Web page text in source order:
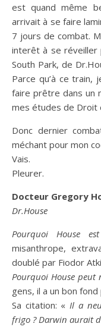
est quand même
arrivait à se faire
7 jours de combat.
interêt à se réveiller
South Park, de
Parce qu’à ce
faire prêtre dans un
mes études de Droit
Donc dernier
méchant pour mon
Vais.
Pleurer.
Docteur Gregory
Dr.House
Pourquoi House
misanthrope,
doublé par Fiodor
Pourquoi House peut
gens, il a un bon
Sa citation: « Il a
frigo ? Darwin aurait